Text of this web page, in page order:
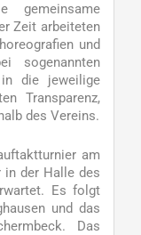
gemeinsame
Zeit arbeiteten
und
sogenannten
die jeweilige
Transparenz,
des Vereins.
am
in der Halle des
Es folgt
und das
Das